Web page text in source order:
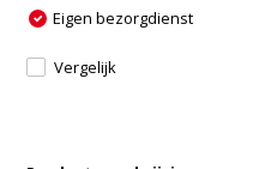
Eigen bezorgdienst
Vergelijk